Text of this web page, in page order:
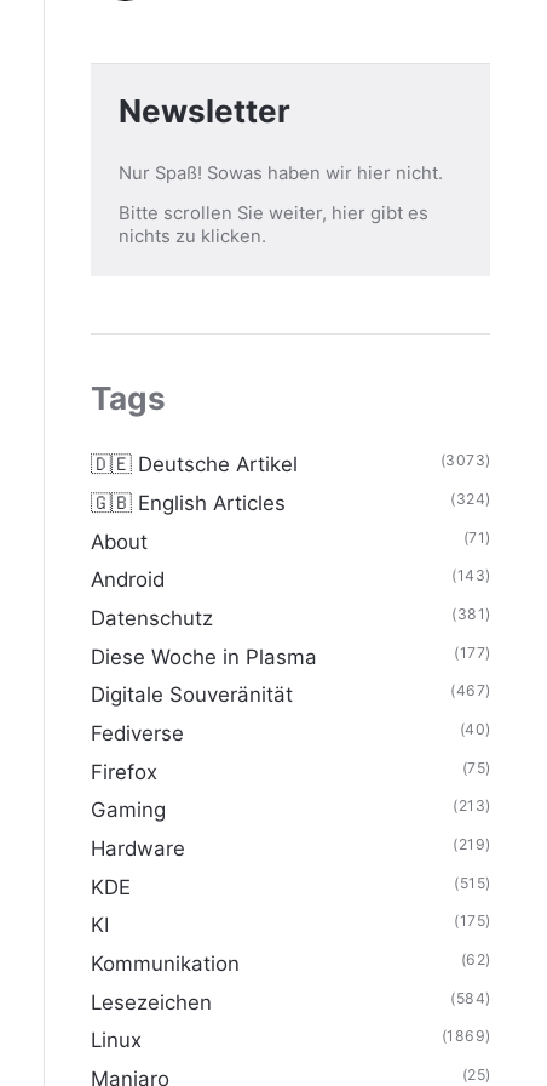
Newsletter
Nur Spaß! Sowas haben wir hier nicht.
Bitte scrollen Sie weiter, hier gibt es
nichts zu klicken.
Tags
🇩🇪 Deutsche Artikel (3073)
🇬🇧 English Articles (324)
About (71)
Android (143)
Datenschutz (381)
Diese Woche in Plasma (177)
Digitale Souveränität (467)
Fediverse (40)
Firefox (75)
Gaming (213)
Hardware (219)
KDE (515)
KI (175)
Kommunikation (62)
Lesezeichen (584)
Linux (1869)
Manjaro (25)